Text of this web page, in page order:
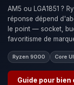
AM5 ou LGA1851 ?
réponse dépend
le point — socket,
favoritisme de
Ryzen 9000 Core
Guide pour bien